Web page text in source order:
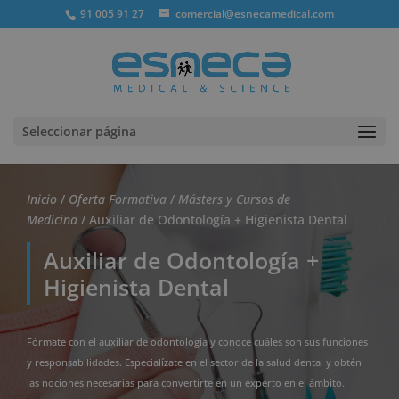
91 005 91 27 comercial@esnecamedical.com
Seleccionar página
Inicio / Oferta Formativa / Másters y Cursos de
Medicina / Auxiliar de Odontología + Higienista Dental
Auxiliar de Odontología +
Higienista Dental
Fórmate con el auxiliar de odontología y conoce cuáles son sus funciones
y responsabilidades. Especialízate en el sector de la salud dental y obtén
las nociones necesarias para convertirte en un experto en el ámbito.